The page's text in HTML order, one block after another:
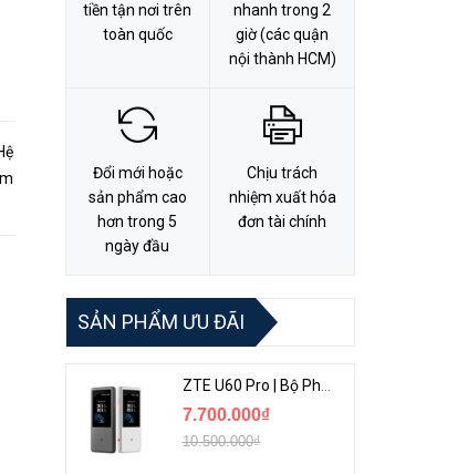
tiền tận nơi trên
toàn quốc
nhanh trong 2
giờ (các quận
nội thành HCM)
Đổi mới hoặc
sản phẩm cao
hơn trong 5
ngày đầu
Chịu trách
nhiệm xuất hóa
đơn tài chính
SẢN PHẨM ƯU ĐÃI
ZTE U60 Pro | Bộ Phát 5G Cầm Tay Tích Hợp Công Nghệ WiFi 7, Pin 10000mAh
7.700.000₫
10.500.000₫